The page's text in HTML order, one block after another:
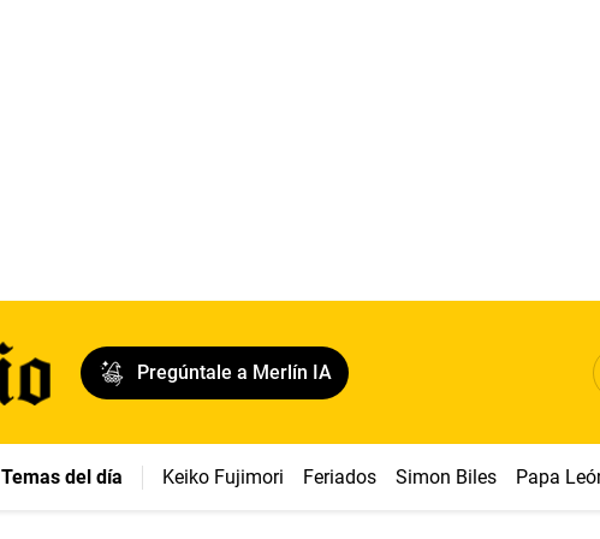
Pregúntale a Merlín IA
Temas del día Keiko Fujimori Feriados Simon Biles Papa